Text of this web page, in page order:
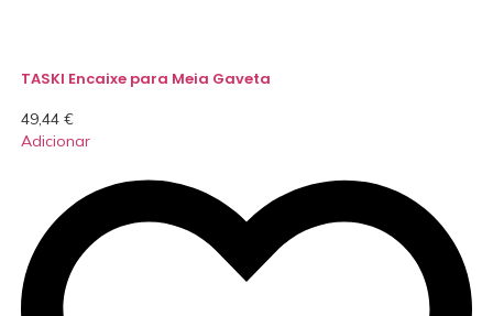
TASKI Encaixe para Meia Gaveta
49,44 €
Adicionar